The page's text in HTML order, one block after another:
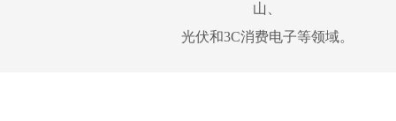
山、
光伏和3C消费电子等领域。